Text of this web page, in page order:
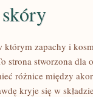
którym zapachy i
strona stworzona dla
różnice między
kryje się w